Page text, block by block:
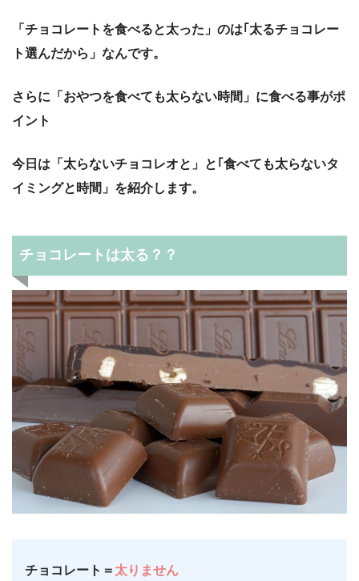
「チョコレートを食べると太った」のは｢太るチョコレー
ト選んだから」なんです。
さらに「おやつを食べても太らない時間」に食べる事がポ
イント
今日は「太らないチョコレオと」と｢食べても太らないタ
イミングと時間」を紹介します。
チョコレートは太る？？
チョコレート＝ 太りません